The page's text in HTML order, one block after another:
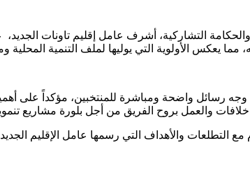
التشاركية، أشرف عامل إقليم تاونات
يعكس الأولوية التي يوليها لملف التنمية المحلية
رسائل واضحة ومباشرة للمنتخبين، مؤكداً على
والعمل بروح الفريق من أجل بلورة مشاريع
والأهداف التي رسمها عامل الإقليم